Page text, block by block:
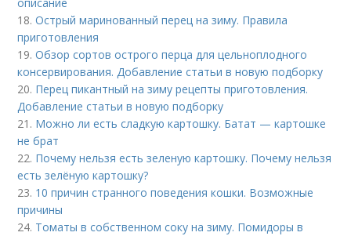
18.Острый маринованный перец на зиму. Правила
приготовления
19.Обзор сортов острого перца для цельноплодного
консервирования. Добавление статьи в новую подборку
20. Перец пикантный на зиму рецепты приготовления.
Добавление статьи в новую подборку
21. Можно ли есть сладкую картошку. Батат — картошке
не брат
22. Почему нельзя есть зеленую картошку. Почему нельзя
есть зелёную картошку?
23. 10 причин странного поведения кошки. Возможные
причины
24. Томаты в собственном соку на зиму. Помидоры в